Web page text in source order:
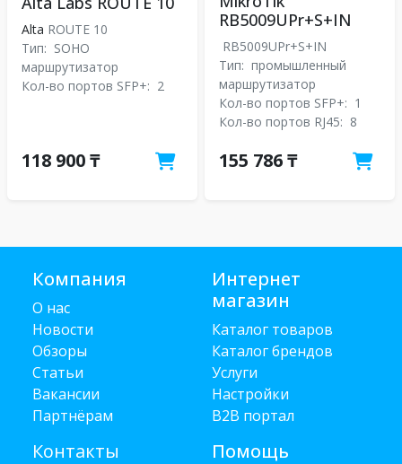
Alta ROUTE 10
Тип: SOHO
маршрутизатор
Кол-во портов SFP+: 2
118 900 ₸
RB5009UPr+S+IN
RB5009UPr+S+IN
Тип: промышленный
маршрутизатор
Кол-во портов SFP+: 1
Кол-во портов RJ45: 8
155 786 ₸
Компания
О нас
Новости
Обзоры
Статьи
Вакансии
Партнёрам
Контакты
Интернет
магазин
Каталог товаров
Каталог брендов
Услуги
Настройки
B2B портал
Помощь